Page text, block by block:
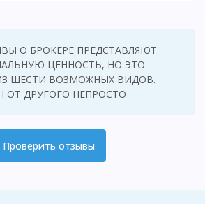
О БРОКЕРЕ ПРЕДСТАВЛЯЮТ
ЦЕННОСТЬ, НО ЭТО
ШЕСТИ ВОЗМОЖНЫХ ВИДОВ.
ОТ ДРУГОГО НЕПРОСТО
Проверить отзывы